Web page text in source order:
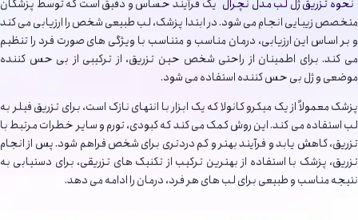
نحوه تزریق ژل لب مدل نچرال یک فرآیند حساس و دقیق است که توسط پزشکان
متخصص زیبایی انجام می شود. در ابتدا پزشک، لب طبیعی شخص را ارزیابی می کند
و بر اساس این ارزیابی، درمان مناسب و متناسب با ویژگی های صورت فرد را تنظیم
می کند. برای اطمینان از راحتی شخص حین تزریق، از ترکیبی از بی حس کننده
موضعی و ژل بی حس کننده استفاده می شود.
پزشک معمولاً از یک میکرو کانولا که یک ابزار با انتهای نازک است، برای تزریق فیلر به
لب استفاده می کند. این روش کمک می کند که کبودی، تورم و سایر خطرات مرتبط با
تزریق، کاهش یابد و فرآیند بهتر و کم دردتری برای شخص فراهم شود. پس از انجام
تزریق، پزشک با استفاده از بهترین ترکیب از تکنیک های تزریقی، برای دستیابی به
نتیجه مناسب و طبیعی برای لب های هر فرد، درمان را ادامه می دهد.